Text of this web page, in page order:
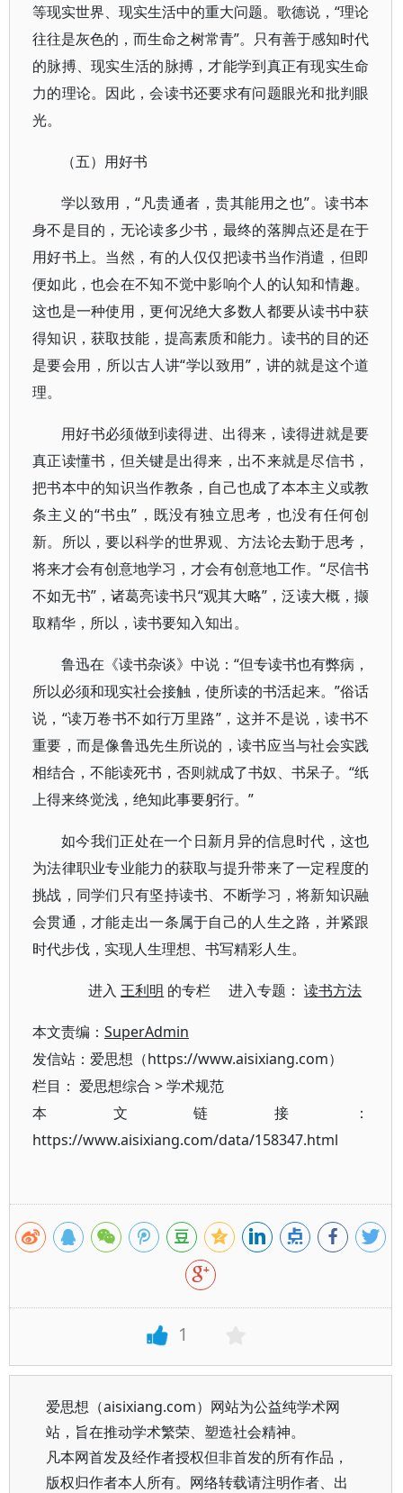
等现实世界、现实生活中的重大问题。歌德说，“理论
往往是灰色的，而生命之树常青”。只有善于感知时代
的脉搏、现实生活的脉搏，才能学到真正有现实生命
力的理论。因此，会读书还要求有问题眼光和批判眼
光。
（五）用好书
学以致用，“凡贵通者，贵其能用之也”。读书本
身不是目的，无论读多少书，最终的落脚点还是在于
用好书上。当然，有的人仅仅把读书当作消遣，但即
便如此，也会在不知不觉中影响个人的认知和情趣。
这也是一种使用，更何况绝大多数人都要从读书中获
得知识，获取技能，提高素质和能力。读书的目的还
是要会用，所以古人讲“学以致用”，讲的就是这个道
理。
用好书必须做到读得进、出得来，读得进就是要
真正读懂书，但关键是出得来，出不来就是尽信书，
把书本中的知识当作教条，自己也成了本本主义或教
条主义的“书虫”，既没有独立思考，也没有任何创
新。所以，要以科学的世界观、方法论去勤于思考，
将来才会有创意地学习，才会有创意地工作。“尽信书
不如无书”，诸葛亮读书只“观其大略”，泛读大概，撷
取精华，所以，读书要知入知出。
鲁迅在《读书杂谈》中说：“但专读书也有弊病，
所以必须和现实社会接触，使所读的书活起来。”俗话
说，“读万卷书不如行万里路”，这并不是说，读书不
重要，而是像鲁迅先生所说的，读书应当与社会实践
相结合，不能读死书，否则就成了书奴、书呆子。“纸
上得来终觉浅，绝知此事要躬行。”
如今我们正处在一个日新月异的信息时代，这也
为法律职业专业能力的获取与提升带来了一定程度的
挑战，同学们只有坚持读书、不断学习，将新知识融
会贯通，才能走出一条属于自己的人生之路，并紧跟
时代步伐，实现人生理想、书写精彩人生。
进入王利明 的专栏 进入专题：读书方法
本文责编： SuperAdmin
发信站：爱思想（https://www.aisixiang.com）
栏目： 爱思想综合 >学术规范
本文链接：
https://www.aisixiang.com/data/158347.html
1
爱思想（aisixiang.com）网站为公益纯学术网
站，旨在推动学术繁荣、塑造社会精神。
凡本网首发及经作者授权但非首发的所有作品，
版权归作者本人所有。网络转载请注明作者、出